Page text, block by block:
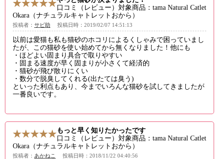
口コミ（レビュー）対象商品：tama Natural Catlet
Okara（ナチュラルキャトレットおから）
投稿者： サビ助 投稿日時：2019/02/07 14:51:13
以前は愛猫も私も猫砂のホコリによるくしゃみで困っていまし
たが、この猫砂を使い始めてから無くなりました！他にも
・ほどよい固まり具合で取りやすい
・固まる速度が早く固まりが小さくて経済的
・猫砂が飛び散りにくい
・数分で脱臭してくれる(出たては臭う)
といった利点もあり、今までいろんな猫砂を試してきましたが
一番良いです。
もっと早く知りたかったです
口コミ（レビュー）対象商品：tama Natural Catlet
Okara（ナチュラルキャトレットおから）
投稿者： あかねこ 投稿日時：2018/11/22 04:40:56